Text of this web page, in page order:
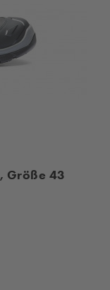
Größe 43